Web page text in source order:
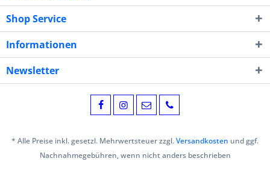
Shop Service
Informationen
Newsletter
* Alle Preise inkl. gesetzl. Mehrwertsteuer zzgl.Versandkosten und ggf.
Nachnahmegebühren, wenn nicht anders beschrieben